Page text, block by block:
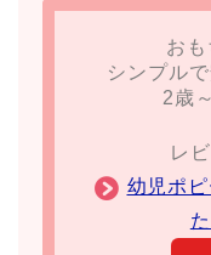
おも
シンプル
2歳
レ
幼児ポ